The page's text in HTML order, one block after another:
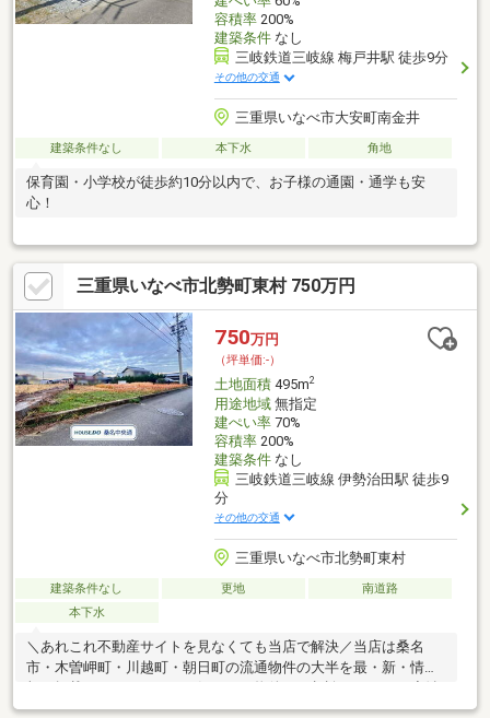
容積率200%
建築条件なし
三岐鉄道三岐線 梅戸井駅 徒歩9分
その他の交通
三重県いなべ市大安町南金井
建築条件なし 本下水 角地
保育園・小学校が徒歩約10分以内で、お子様の通園・通学も安
心！
三重県いなべ市北勢町東村 750万円
750万円
（坪単価:-）
土地面積495m2
用途地域無指定
建ぺい率70%
容積率200%
建築条件なし
三岐鉄道三岐線 伊勢治田駅 徒歩9
分
その他の交通
三重県いなべ市北勢町東村
建築条件なし 更地
南道路
本下水
＼あれこれ不動産サイトを見なくても当店で解決／当店は桑名
市・木曽岬町・川越町・朝日町の流通物件の大半を最・新・情・
報で掲載！ほかのページで気になる物件もご相談ください。◆治
田小学校／北勢中学校◆三岐線「伊勢治田駅」まで徒歩約9分◆